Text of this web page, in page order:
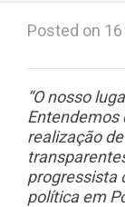
Posted on
“O nosso
Entendemos
realização
progressista
política em